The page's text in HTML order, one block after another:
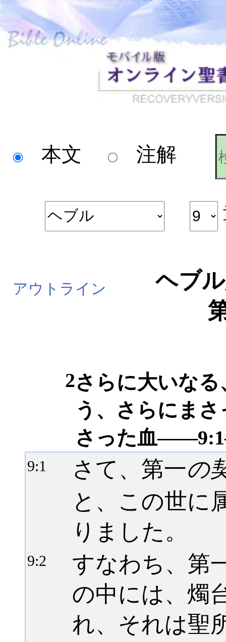
本文 注解
アウトライン
ヘブ
2さらに大いな
う、さらにま
さった血
9:1 さて、第一の
と、この世に
りました。
9:2
すなわち、第
の中には、燭
れ、それは聖